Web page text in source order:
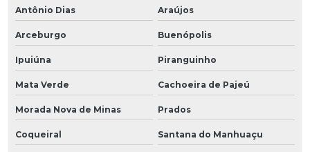
Antônio Dias Araújos
Arceburgo Buenópolis
Ipuiúna Piranguinho
Mata Verde Cachoeira de Pajeú
Morada Nova de Minas Prados
Coqueiral Santana do Manhuaçu